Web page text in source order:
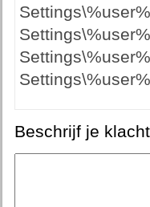
Beschrijf je